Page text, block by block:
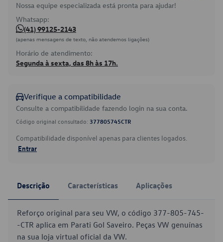
Nossa equipe especializada está pronta para ajudar!
Whatsapp:
(41) 99125-2143
(apenas mensagens de texto, não atendemos ligações)
Horário de atendimento:
Segunda à sexta, das 8h às 17h.
Verifique a compatibilidade
Consulte a compatibilidade fazendo login na sua conta.
Código original consultado: 377805745CTR
Compatibilidade disponível apenas para clientes logados.
Entrar
Descrição Características Aplicações
Reforço original para seu VW, o código 377-805-745-
-CTR aplica em Parati Gol Saveiro. Peças VW genuínas
na sua loja virtual oficial da VW.